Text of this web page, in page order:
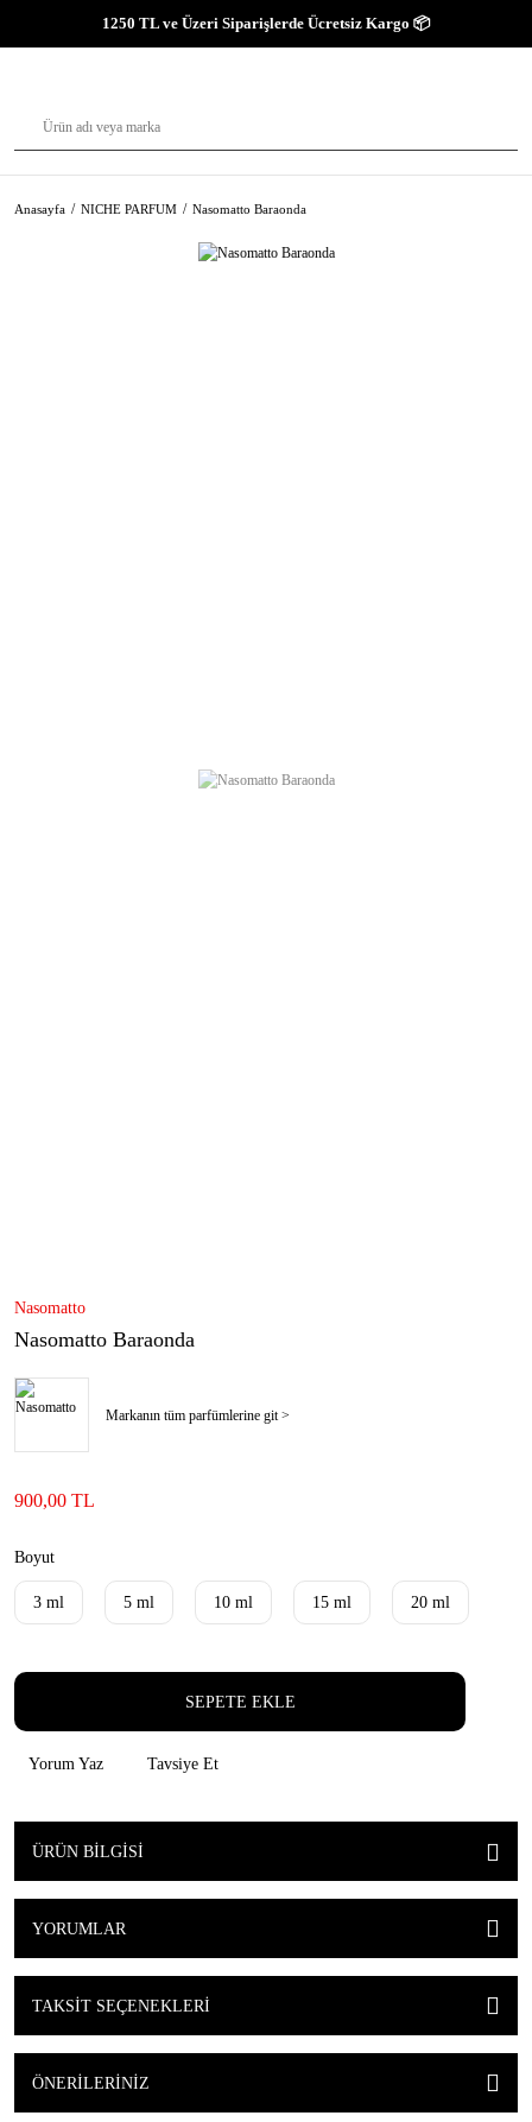
1250 TL ve Üzeri Siparişlerde Ücretsiz Kargo 📦
Anasayfa NICHE PARFUM Nasomatto Baraonda
Nasomatto
Nasomatto Baraonda
Markanın tüm parfümlerine git >
900,00 TL
Boyut
3 ml 5 ml 10 ml 15 ml 20 ml
SEPETE EKLE
Yorum Yaz Tavsiye Et
ÜRÜN BILGISI
YORUMLAR
TAKSIT SEÇENEKLERI
ÖNERILERINIZ